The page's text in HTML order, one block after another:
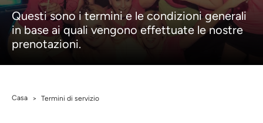
Questi sono i termini e le condizioni generali
in base ai quali vengono effettuate le nostre
prenotazioni.
Casa > Termini di servizio